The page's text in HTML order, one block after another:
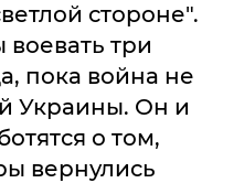
стороне".
три
пока война не
Украины. Он и
о том,
вернулись